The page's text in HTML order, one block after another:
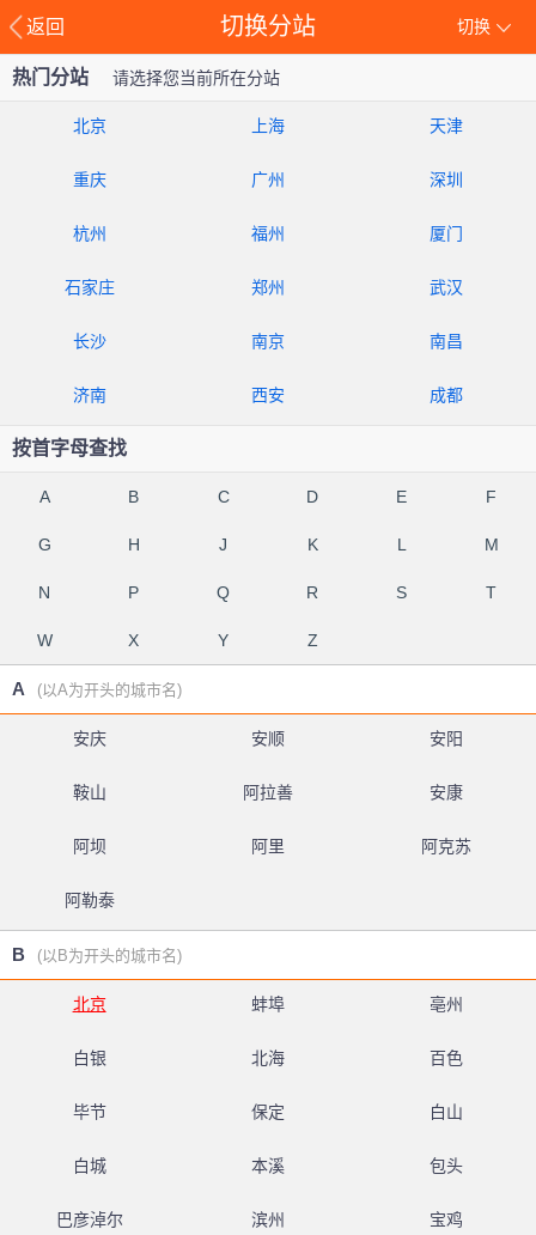
返回 切换
切换分站
热门分站 请选择您当前所在分站
北京 上海 天津
重庆 广州 深圳
杭州 福州 厦门
石家庄 郑州 武汉
长沙 南京 南昌
济南 西安 成都
按首字母查找
A B C D E F
G H J K L M
N P Q R S T
W X Y Z
A (以A为开头的城市名)
安庆 安顺 安阳
鞍山 阿拉善 安康
阿坝 阿里 阿克苏
阿勒泰
B (以B为开头的城市名)
北京 蚌埠 亳州
白银 北海 百色
毕节 保定 白山
白城 本溪 包头
巴彦淖尔 滨州 宝鸡